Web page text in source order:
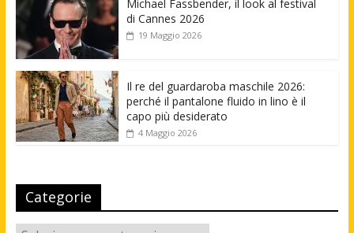
Michael Fassbender, il look al festival
di Cannes 2026
19 Maggio 2026
Il re del guardaroba maschile 2026:
perché il pantalone fluido in lino è il
capo più desiderato
4 Maggio 2026
Categorie